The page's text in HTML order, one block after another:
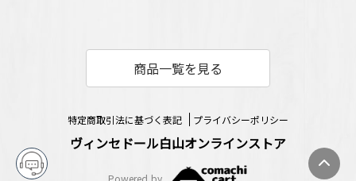
商品一覧を見る
特定商取引法に基づく表記 プライバシーポリシー
ヴィンセドール白山オンラインストア
Powered by